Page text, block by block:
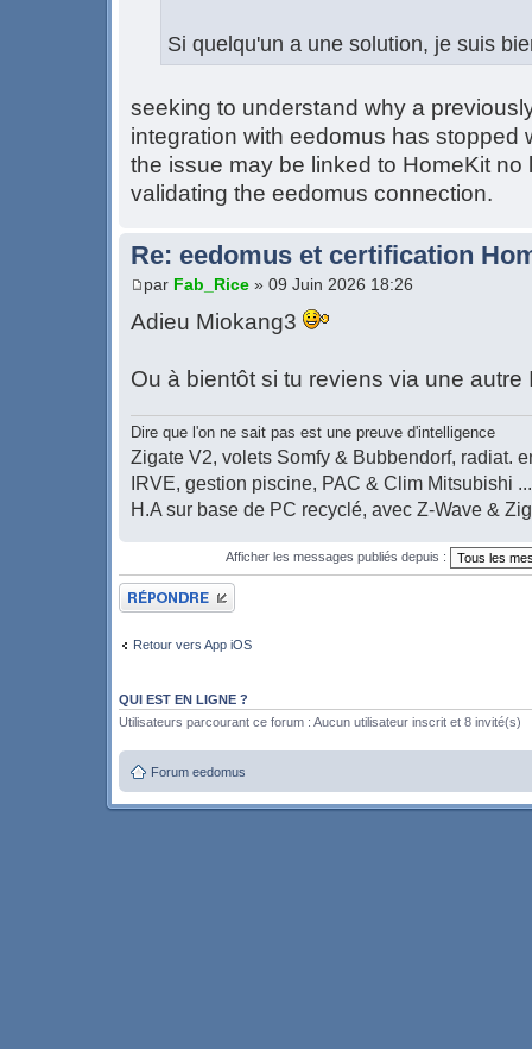
Si quelqu'un a une solution, je suis
seeking to understand why a
integration with eedomus has stopped
the issue may be linked to HomeKit no
validating the eedomus connection.
Re: eedomus et certification
par Fab_Rice » 09 Juin 2026 18:26
Adieu Miokang3
Ou à bientôt si tu reviens via une autre
Dire que l'on ne sait pas est une preuve d'intelligence
Zigate V2, volets Somfy & Bubbendorf, radiat.
IRVE, gestion piscine, PAC & Clim Mitsubishi ...
H.A sur base de PC recyclé, avec Z-Wave &
Afficher les messages publiés depuis :
Publier une réponse
Retour vers App iOS
QUI EST EN LIGNE ?
Utilisateurs parcourant ce forum : Aucun utilisateur inscrit et 8 invité(s)
Forum eedomus